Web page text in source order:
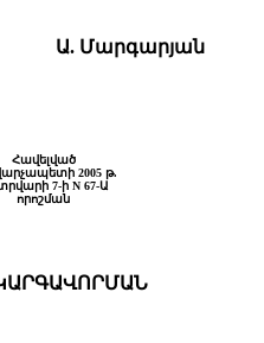
Ա. Մարգարյան
Հավելված
2005 թ.
7-ի N 67-Ա
որոշման